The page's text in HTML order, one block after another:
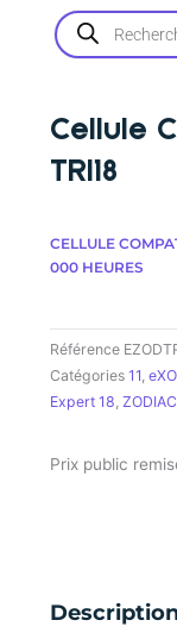
Recherche
de
produits
Cellule
TRI18
CELLULE
000 HEURES
Référence
Catégories 11,
Expert 18,
Prix public